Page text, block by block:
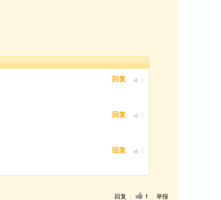
0
回复
0
回复
0
回复
回复 | 1 | 举报